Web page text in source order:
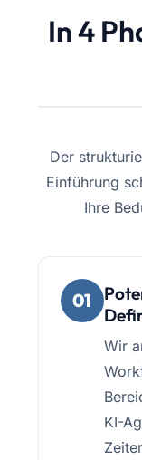
In 4
Der
Einführung
Ihre
01
Wir
KI-